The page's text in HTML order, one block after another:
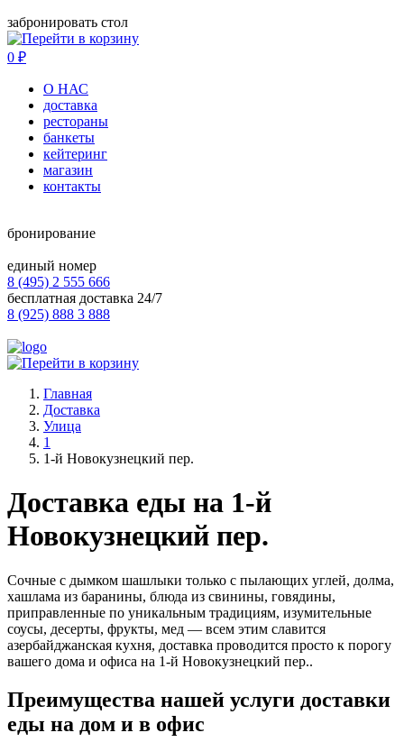
забронировать стол
0 ₽
О НАС
доставка
рестораны
банкеты
кейтеринг
магазин
контакты
бронирование
единый номер
8 (495) 2 555 666
бесплатная доставка 24/7
8 (925) 888 3 888
Главная
Доставка
Улица
1
1-й Новокузнецкий пер.
Доставка еды на 1-й
Новокузнецкий пер.
Сочные с дымком шашлыки только с пылающих углей, долма,
хашлама из баранины, блюда из свинины, говядины,
приправленные по уникальным традициям, изумительные
соусы, десерты, фрукты, мед — всем этим славится
азербайджанская кухня, доставка проводится просто к порогу
вашего дома и офиса на 1-й Новокузнецкий пер..
Преимущества нашей услуги доставки
еды на дом и в офис